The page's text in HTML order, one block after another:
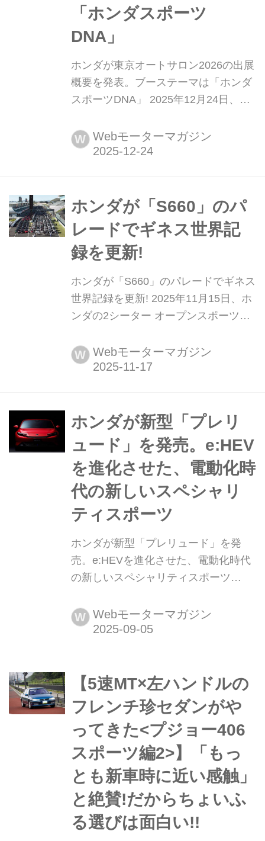
「ホンダスポーツ
DNA」
ホンダが東京オートサロン2026の出展
概要を発表。ブーステーマは「ホンダ
スポーツDNA」 2025年12月24日、ホ
の幕張メッセで開催される「東京オー
トサロン2026」への出展を発表し、概
W Webモーターマガジン
ホンダが「S660」のパ
レードでギネス世界記
録を更新!
ホンダが「S660」のパレードでギネス
世界記録を更新! 2025年11月15日、ホ
ンダの2シーター オープンスポーツ
で行われ、832台による「最大のホン
ダ車パレード」として、ギネス世界記
W Webモーターマガジン
ホンダが新型「プレリ
ュード」を発売。e:HEV
を進化させた、電動化時
代の新しいスペシャリ
ティスポーツ
ホンダが新型「プレリュード」を発
売。e:HEVを進化させた、電動化時代
の新しいスペシャリティスポーツ
ュード(PRELUDE)」を同年9月5日よ
り発売すると発表した。電動化時代の
ブリッドだ。
W Webモーターマガジン
【5速MT×左ハンドルの
フレンチ珍セダンがや
ってきた<プジョー406
スポーツ編2>】「もっ
とも新車時に近い感触」
と絶賛!だからちょいふ
る選びは面白い!!